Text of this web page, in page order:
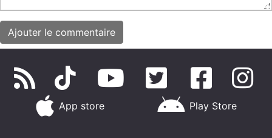
App store Play Store